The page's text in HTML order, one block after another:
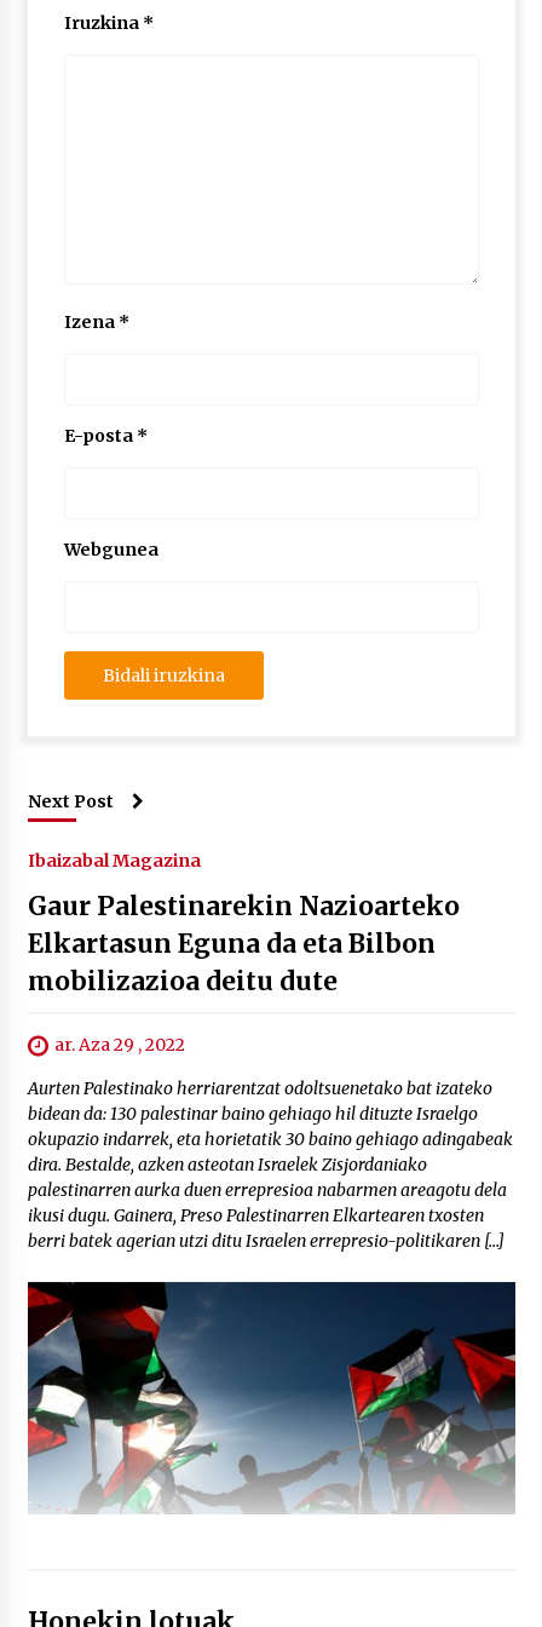
Iruzkina *
Izena *
E-posta *
Webgunea
Next Post
Ibaizabal Magazina
Gaur Palestinarekin Nazioarteko
Elkartasun Eguna da eta Bilbon
mobilizazioa deitu dute
ar. Aza 29 , 2022
Aurten Palestinako herriarentzat odoltsuenetako bat izateko
bidean da: 130 palestinar baino gehiago hil dituzte Israelgo
okupazio indarrek, eta horietatik 30 baino gehiago adingabeak
dira. Bestalde, azken asteotan Israelek Zisjordaniako
palestinarren aurka duen errepresioa nabarmen areagotu dela
ikusi dugu. Gainera, Preso Palestinarren Elkartearen txosten
berri batek agerian utzi ditu Israelen errepresio-politikaren […]